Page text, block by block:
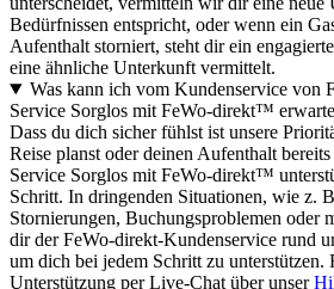
Bedürfnissen entspricht, oder wenn ein
Aufenthalt storniert, steht dir ein
eine ähnliche Unterkunft vermittelt.
Was kann ich vom Kundenservice von
Service Sorglos mit FeWo-direkt™
Dass du dich sicher fühlst ist unsere
Reise planst oder deinen Aufenthalt
Service Sorglos mit FeWo-direkt™
Schritt. In dringenden Situationen, wie z.
Stornierungen, Buchungsproblemen oder
dir der FeWo-direkt-Kundenservice rund
um dich bei jedem Schritt zu unterstützen.
Unterstützung per Live-Chat über unser